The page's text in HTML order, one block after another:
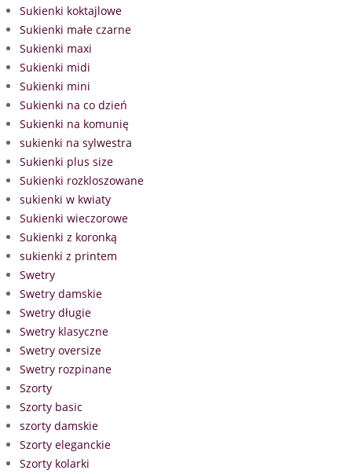
Sukienki koktajlowe
Sukienki małe czarne
Sukienki maxi
Sukienki midi
Sukienki mini
Sukienki na co dzień
Sukienki na komunię
sukienki na sylwestra
Sukienki plus size
Sukienki rozkloszowane
sukienki w kwiaty
Sukienki wieczorowe
Sukienki z koronką
sukienki z printem
Swetry
Swetry damskie
Swetry długie
Swetry klasyczne
Swetry oversize
Swetry rozpinane
Szorty
Szorty basic
szorty damskie
Szorty eleganckie
Szorty kolarki